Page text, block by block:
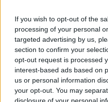
If you wish to opt-out of the
processing of your personal
targeted advertising by us,
section to confirm your
opt-out request is processed
interest-based ads based on
us or personal information
your opt-out. You may
disclosure of your personal
* ASMECA Asistencia
Gijón (Asturias)
Ver más